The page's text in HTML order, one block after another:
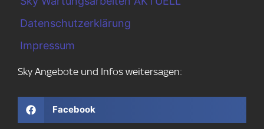
Datenschutzerklärung
Impressum
Sky Angebote und Infos weitersagen:
Facebook